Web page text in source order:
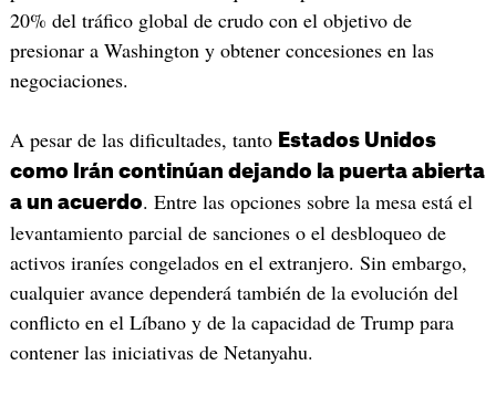
20% del tráfico global de crudo con el objetivo de
presionar a Washington y obtener concesiones en las
negociaciones.
A pesar de las dificultades, tanto Estados Unidos
como Irán continúan dejando la puerta abierta
a un acuerdo. Entre las opciones sobre la mesa está el
levantamiento parcial de sanciones o el desbloqueo de
activos iraníes congelados en el extranjero. Sin embargo,
cualquier avance dependerá también de la evolución del
conflicto en el Líbano y de la capacidad de Trump para
contener las iniciativas de Netanyahu.